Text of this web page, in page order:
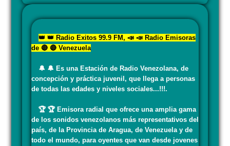
👑 👑 Radio Exitos 99.9 FM, 📣 📣 Radio Emisoras
de 🔴 🔴 Venezuela
🔔 🔔 Es una Estación de Radio Venezolana, de
concepción y práctica juvenil, que llega a personas
de todas las edades y niveles sociales...!!!.
🏆 🏆 Emisora radial que ofrece una amplia gama
de los sonidos venezolanos más representativos del
país, de la Provincia de Aragua, de Venezuela y de
todo el mundo, para oyentes que van desde jovenes